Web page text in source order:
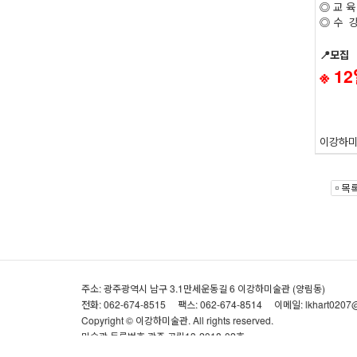
◎ 교 육
◎ 수
📍모집
※ 12
이강하
주소: 광주광역시 남구 3.1만세운동길 6 이강하미술관 (양림동)
전화: 062-674-8515
팩스: 062-674-8514
이메일:
Copyright © 이강하미술관. All rights reserved.
미술관 등록번호 광주·공립13-2018-02호